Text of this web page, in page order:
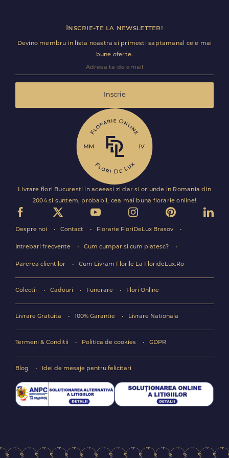
Inscrie-te la newsletter!
Devino membru in lista noastra si primesti saptamanal cele mai
bune oferte.
Inscrie
Livrare flori Bucuresti in aceeasi zi dar si oriunde in Romania din
2004 si suntem, probabil, cea mai buna florarie online!
Despre noi Contact Florarie FloriDeLux Brasov
Intrebari frecvente Cum cumpar si cum platesc?
Parerea clientilor Cum Livram Florile La FlorideLux.Ro
Colectii Cadouri Funerare Flori Online
Livrare Gratuita 100% Garantie Livrare Nationala
Termeni & Conditii Politica de cookies GDPR
Blog Idei de mesaje pentru felicitari